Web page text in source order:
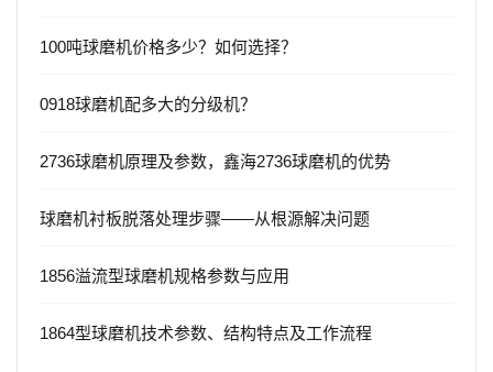
100吨球磨机价格多少？如何选择？
0918球磨机配多大的分级机？
2736球磨机原理及参数，鑫海2736球磨机的优势
球磨机衬板脱落处理步骤——从根源解决问题
1856溢流型球磨机规格参数与应用
1864型球磨机技术参数、结构特点及工作流程